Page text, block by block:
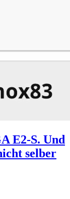
E2-S. Und
selber